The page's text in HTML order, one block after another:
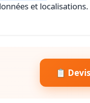
et localisations.
📋